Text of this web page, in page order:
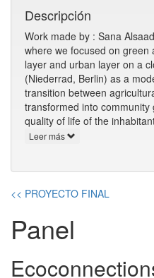
Descripción
Work made by : Sana
where we focused on green
layer and urban layer on a
(Niederrad, Berlin) as a
transition between
transformed into
quality of life of the
Leer más
<< PROYECTO FINAL
Panel